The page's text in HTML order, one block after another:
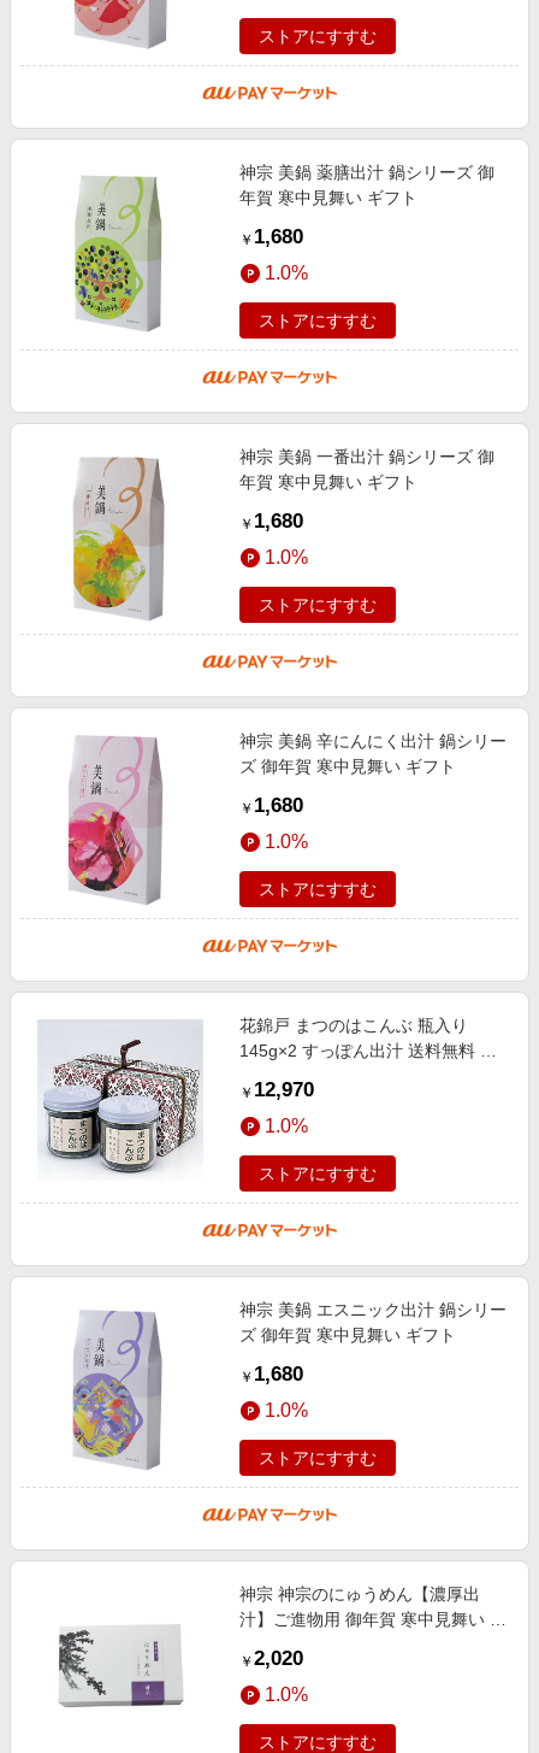
ストアにすすむ
神宗 美鍋 薬膳出汁 鍋シリーズ 御
年賀 寒中見舞い ギフト
￥ 1,680
1.0%
ストアにすすむ
神宗 美鍋 一番出汁 鍋シリーズ 御
年賀 寒中見舞い ギフト
￥ 1,680
1.0%
ストアにすすむ
神宗 美鍋 辛にんにく出汁 鍋シリー
ズ 御年賀 寒中見舞い ギフト
￥ 1,680
1.0%
ストアにすすむ
花錦戸 まつのはこんぶ 瓶入り
145g×2 すっぽん出汁 送料無料 ギ
￥ 12,970
1.0%
ストアにすすむ
神宗 美鍋 エスニック出汁 鍋シリー
ズ 御年賀 寒中見舞い ギフト
￥ 1,680
1.0%
ストアにすすむ
神宗 神宗のにゅうめん【濃厚出
汁】ご進物用 御年賀 寒中見舞い ギ
￥ 2,020
1.0%
ストアにすすむ